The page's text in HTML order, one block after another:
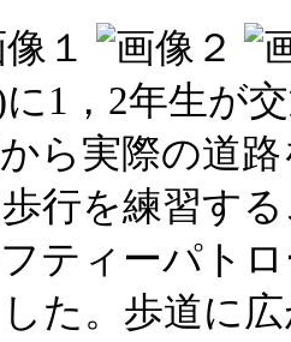
に1，2年生が
ら実際の道
行を練習す
ティーパト
た。歩道に